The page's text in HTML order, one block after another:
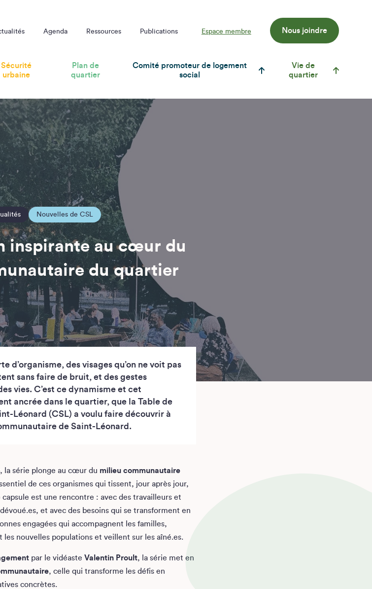
Agenda Ressources Publications Espace membre Nous joindre
Sécurité
urbaine
Plan de
quartier
Comité promoteur de logement
social
Vie de
quartier
Nouvelles de CSL
inspirante au cœur du
du quartier
d’organisme, des visages qu’on ne voit pas
sans faire de bruit, et des gestes
vies. C’est ce dynamisme et cet
ancrée dans le quartier, que la Table de
Léonard (CSL) a voulu faire découvrir à
de Saint-Léonard.
, la série plonge au cœur du milieu communautaire
de ces organismes qui tissent, jour après jour,
est une rencontre : avec des travailleurs et
et avec des besoins qui se transforment en
engagées qui accompagnent les familles,
nouvelles populations et veillent sur les aîné.es.
par le vidéaste Valentin Proult, la série met en
, celle qui transforme les défis en
concrètes.